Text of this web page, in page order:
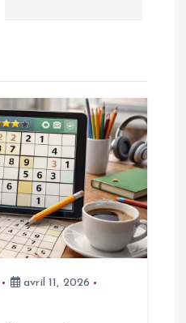
avril 11, 2026